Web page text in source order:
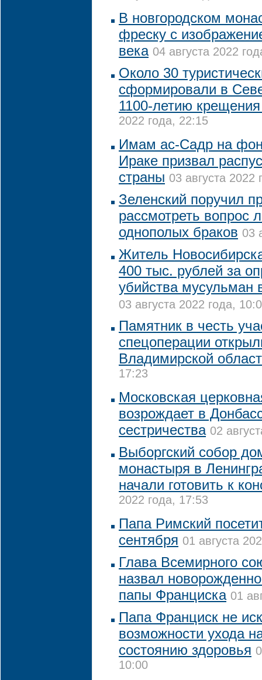
В новгородском
фреску с
века 04 августа 2022
Около 30
сформировали в
1100-летию
2022 года, 22:15
Имам ас-Садр на
Ираке призвал
страны 03 августа 2022
Зеленский поручил
рассмотреть вопрос
однополых браков 03
Житель
400 тыс. рублей за
убийства мусульман
03 августа 2022 года,
Памятник в честь
спецоперации
Владимирской
17:23
Московская
возрождает в
сестричества 02
Выборгский собор
монастыря в
начали готовить к
2022 года, 17:53
Папа Римский
сентября 01 августа
Глава Всемирного
назвал
папы Франциска 01
Папа Франциск не
возможности ухода
состоянию здоровья
10:00